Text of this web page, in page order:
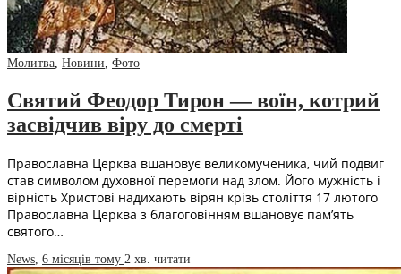
Молитва Новини Фото
Святий Феодор Тирон — воїн, котрий
засвідчив віру до смерті
Православна Церква вшановує великомученика, чий подвиг
став символом духовної перемоги над злом. Його мужність і
вірність Христові надихають вірян крізь століття 17 лютого
Православна Церква з благоговінням вшановує пам’ять
святого…
News 6 місяців тому 2 хв. читати